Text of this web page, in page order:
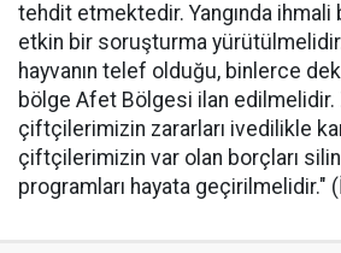
tehdit etmektedir. Yangında ihmali
etkin bir soruşturma yürütülmelidir.
hayvanın telef olduğu, binlerce
bölge Afet Bölgesi ilan edilmelidir.
çiftçilerimizin zararları ivedilikle
çiftçilerimizin var olan borçları
programları hayata geçirilmelidir."